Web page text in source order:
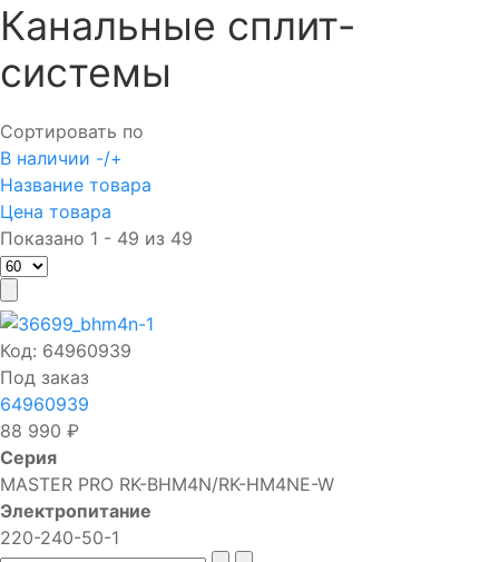
Канальные сплит-
системы
Сортировать по
В наличии -/+
Название товара
Цена товара
Показано 1 - 49 из 49
Код: 64960939
Под заказ
64960939
88 990 ₽
Серия
MASTER PRO RK-BHM4N/RK-HM4NE-W
Электропитание
220-240-50-1